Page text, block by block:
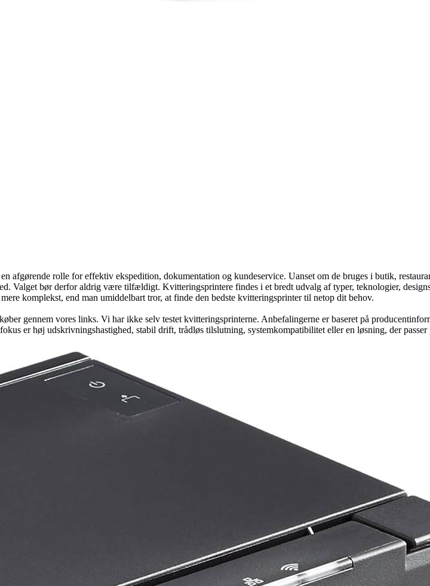
rolle for effektiv ekspedition, dokumentation og kundeservice. Uanset om de bruges i butik,
Valget bør derfor aldrig være tilfældigt. Kvitteringsprintere findes i et bredt udvalg af typer, teknologier,
komplekst, end man umiddelbart tror, at finde den bedste kvitteringsprinter til netop dit behov.
gennem vores links. Vi har ikke selv testet kvitteringsprinterne. Anbefalingerne er baseret på
er høj udskrivningshastighed, stabil drift, trådløs tilslutning, systemkompatibilitet eller en løsning, der